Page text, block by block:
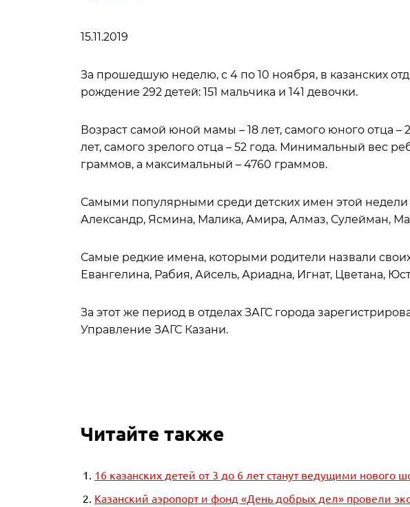
15.11.2019
За прошедшую неделю, с 4 по 10 ноября, в казанских
рождение 292 детей: 151 мальчика и 141 девочки.
Возраст самой юной мамы – 18 лет, самого юного отца –
лет, самого зрелого отца – 52 года. Минимальный вес
граммов, а максимальный – 4760 граммов.
Самыми популярными среди детских имен этой
Александр, Ясмина, Малика, Амира, Алмаз, Сулейман,
Самые редкие имена, которыми родители назвали
Евангелина, Рабия, Айсель, Ариадна, Игнат, Цветана,
За этот же период в отделах ЗАГС города
Управление ЗАГС Казани.
Читайте также
16 казанских детей от 3 до 6 лет станут ведущими нового
Казанский аэропорт и фонд «День добрых дел» провели